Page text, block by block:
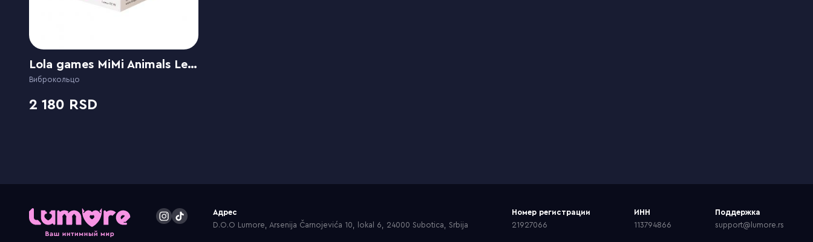
Lola games MiMi Animals Lemur Remi
Виброкольцо
2 180
Адрес
D.O.O Lumore, Arsenija Čarnojevića 10, lokal 6, 24000 Subotica, Srbija
Номер регистрации
21927066
ИНН
113794866
Поддержка
support@lumore.rs